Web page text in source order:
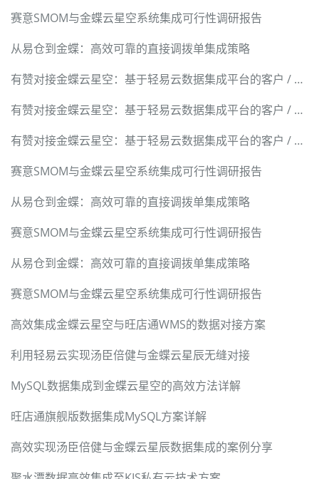
赛意SMOM与金蝶云星空系统集成可行性调研报告
从易仓到金蝶：高效可靠的直接调拨单集成策略
有赞对接金蝶云星空：基于轻易云数据集成平台的客户 / 商品 / 订单 / 退货 / 积分全链路技术实现
有赞对接金蝶云星空：基于轻易云数据集成平台的客户 / 商品 / 订单 / 退货 / 积分全链路技术实现
有赞对接金蝶云星空：基于轻易云数据集成平台的客户 / 商品 / 订单 / 退货 / 积分全链路技术实现
赛意SMOM与金蝶云星空系统集成可行性调研报告
从易仓到金蝶：高效可靠的直接调拨单集成策略
赛意SMOM与金蝶云星空系统集成可行性调研报告
从易仓到金蝶：高效可靠的直接调拨单集成策略
赛意SMOM与金蝶云星空系统集成可行性调研报告
高效集成金蝶云星空与旺店通WMS的数据对接方案
利用轻易云实现汤臣倍健与金蝶云星辰无缝对接
MySQL数据集成到金蝶云星空的高效方法详解
旺店通旗舰版数据集成MySQL方案详解
高效实现汤臣倍健与金蝶云星辰数据集成的案例分享